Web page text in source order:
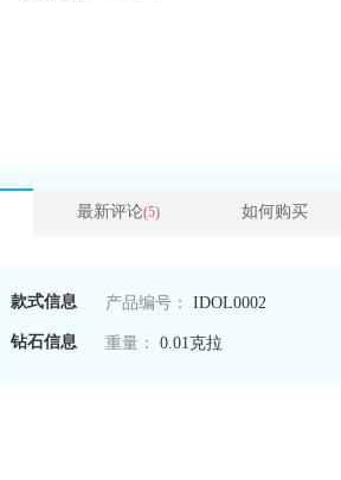
最新评论(5) 如何购买
款式信息 产品编号： IDOL0002
钻石信息 重量： 0.01克拉